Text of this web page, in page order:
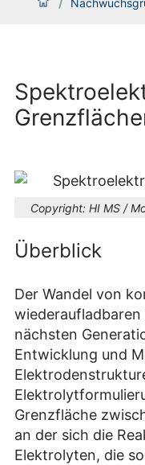
/
Copyright: HI MS /
Überblick
Der Wandel von
nächsten
Entwicklung und
Grenzfläche
an der sich die
Elektrolyten, die